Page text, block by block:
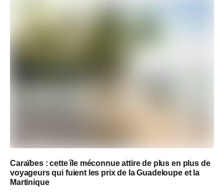
Caraïbes : cette île méconnue attire de plus en plus de
voyageurs qui fuient les prix de la Guadeloupe et la
Martinique